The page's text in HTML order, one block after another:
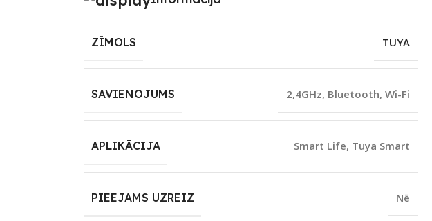
ZĪMOLS TUYA
SAVIENOJUMS 2,4GHz, Bluetooth, Wi-Fi
APLIKĀCIJA Smart Life, Tuya Smart
PIEEJAMS UZREIZ Nē